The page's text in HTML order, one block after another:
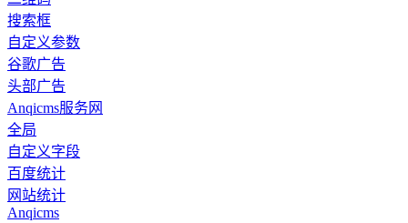
搜索框
自定义参数
谷歌广告
头部广告
Anqicms服务网
全局
自定义字段
百度统计
网站统计
Anqicms